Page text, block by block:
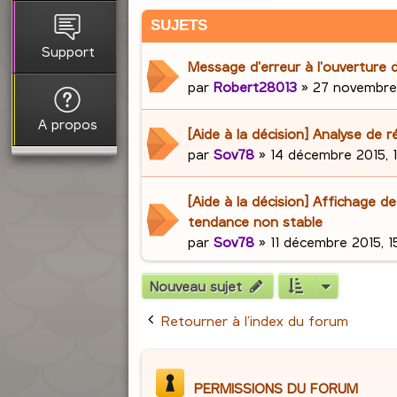
Support
A propos
SUJETS
Message d'erreur à l'ouverture
parRobert28013 »27
[Aide à la décision] Analyse de
parSov78 » 14 décembre 2015,
[Aide à la décision] Affichage
tendance non stable
parSov78 » 11 décembre 2015,
Nouveau sujet
Retourner à l’index du forum
PERMISSIONS DU FORUM